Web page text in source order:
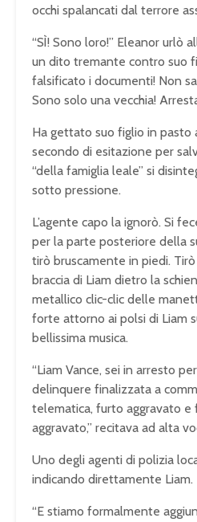
occhi spalancati dal terrore
“SÌ! Sono loro!” Eleanor urlò
un dito tremante contro suo
falsificato i documenti! Non
Sono solo una vecchia!
Ha gettato suo figlio in pasto
secondo di esitazione per
“della famiglia leale” si
sotto pressione.
L’agente capo la ignorò. Si
per la parte posteriore della
tirò bruscamente in piedi.
braccia di Liam dietro la
metallico clic-clic delle
forte attorno ai polsi di Liam
bellissima musica.
“Liam Vance, sei in arresto
delinquere finalizzata a
telematica, furto aggravato e
aggravato,” recitava ad alta
Uno degli agenti di polizia
indicando direttamente Liam.
“E stiamo formalmente